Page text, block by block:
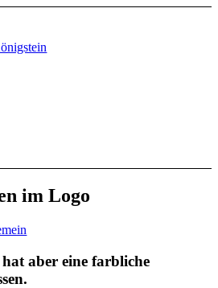
im Logo
aber eine farbliche